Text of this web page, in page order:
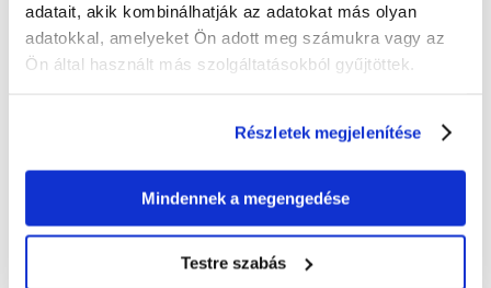
adatait, akik kombinálhatják az adatokat más olyan
adatokkal, amelyeket Ön adott meg számukra vagy az
Ön által használt más szolgáltatásokból gyűjtöttek.
Részletek megjelenítése
Mindennek a megengedése
Testre szabás
Kalciumkocka rágcsálók és nyulak számára. Biztosítja az egészséges
fogak és csontok megfelelő fejlődéséhez szükséges ásványi anyagokat.
Tökéletesen kielégíti a rágcsálók természetes igényét a rágásra és a
metszőfogak csiszolására. Fontos ásványi anyagokat és nyomelemeket
- Javítja a rágcsálók csontrendszerének működését.
- Teljesen természetes, ízletes és könnyen emészthető termék.
- A mész szedése erősíti a fogakat, kielégíti a rágási ösztönt és csiszolja az
egyre növekvő fogakat.
A csomagolás tartalmaz egy tartót a ketrecben való rögzítéshez.